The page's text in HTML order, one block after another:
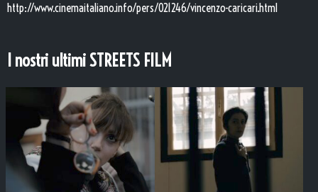
http://www.cinemaitaliano.info/pers/021246/vincenzo-caricari.html
I nostri ultimi STREETS FILM